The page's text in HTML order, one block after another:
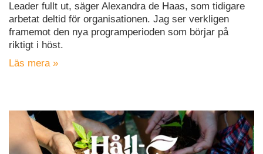
Leader fullt ut, säger Alexandra de Haas, som tidigare
arbetat deltid för organisationen. Jag ser verkligen
framemot den nya programperioden som börjar på
riktigt i höst.
Läs mera »